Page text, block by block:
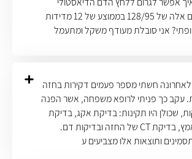
לרדת? האם ערכים אלה של 128/95 בממוצע של 12 מדידות
אני סובלת מעודף משקל ומתעמל
בן 27. לאחרונה חשתי מספר פעמים דקירות בחזה
עקב כך פניתי לרופא משפחה, אשר הפנה
שכולן היו תקינות: בדיקת אקג, בדיקת
הולטר, בדיקת מאמץ, בדיקת CT של החזה ובדיקות דם.
ותוצאות אלו מצביעים ע